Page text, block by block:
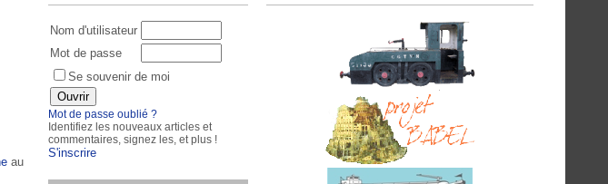
au
Nom d'utilisateur
Mot de passe
Se souvenir de moi
Mot de passe oublié ?
Identifiez les nouveaux articles et
commentaires, signez les, et plus !
S'inscrire